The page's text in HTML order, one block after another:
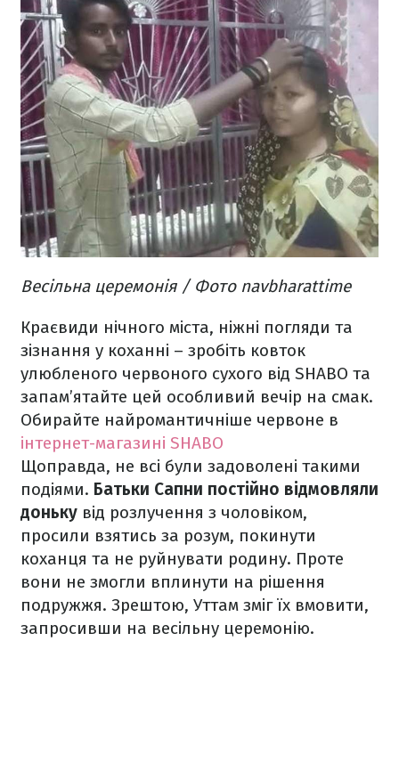
Весільна церемонія / Фото navbharattime
Краєвиди нічного міста, ніжні погляди та
зізнання у коханні – зробіть ковток
улюбленого червоного сухого від SHABO та
запам’ятайте цей особливий вечір на смак.
Обирайте найромантичніше червоне в
інтернет-магазині SHABO
Щоправда, не всі були задоволені такими
подіями. Батьки Сапни постійно відмовляли
доньку від розлучення з чоловіком,
просили взятись за розум, покинути
коханця та не руйнувати родину. Проте
вони не змогли вплинути на рішення
подружжя. Зрештою, Уттам зміг їх вмовити,
запросивши на весільну церемонію.